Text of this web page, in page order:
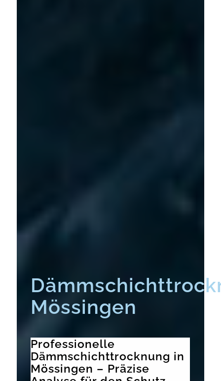
Mössingen
Professionelle
Dämmschichttrocknung in
Mössingen – Präzise